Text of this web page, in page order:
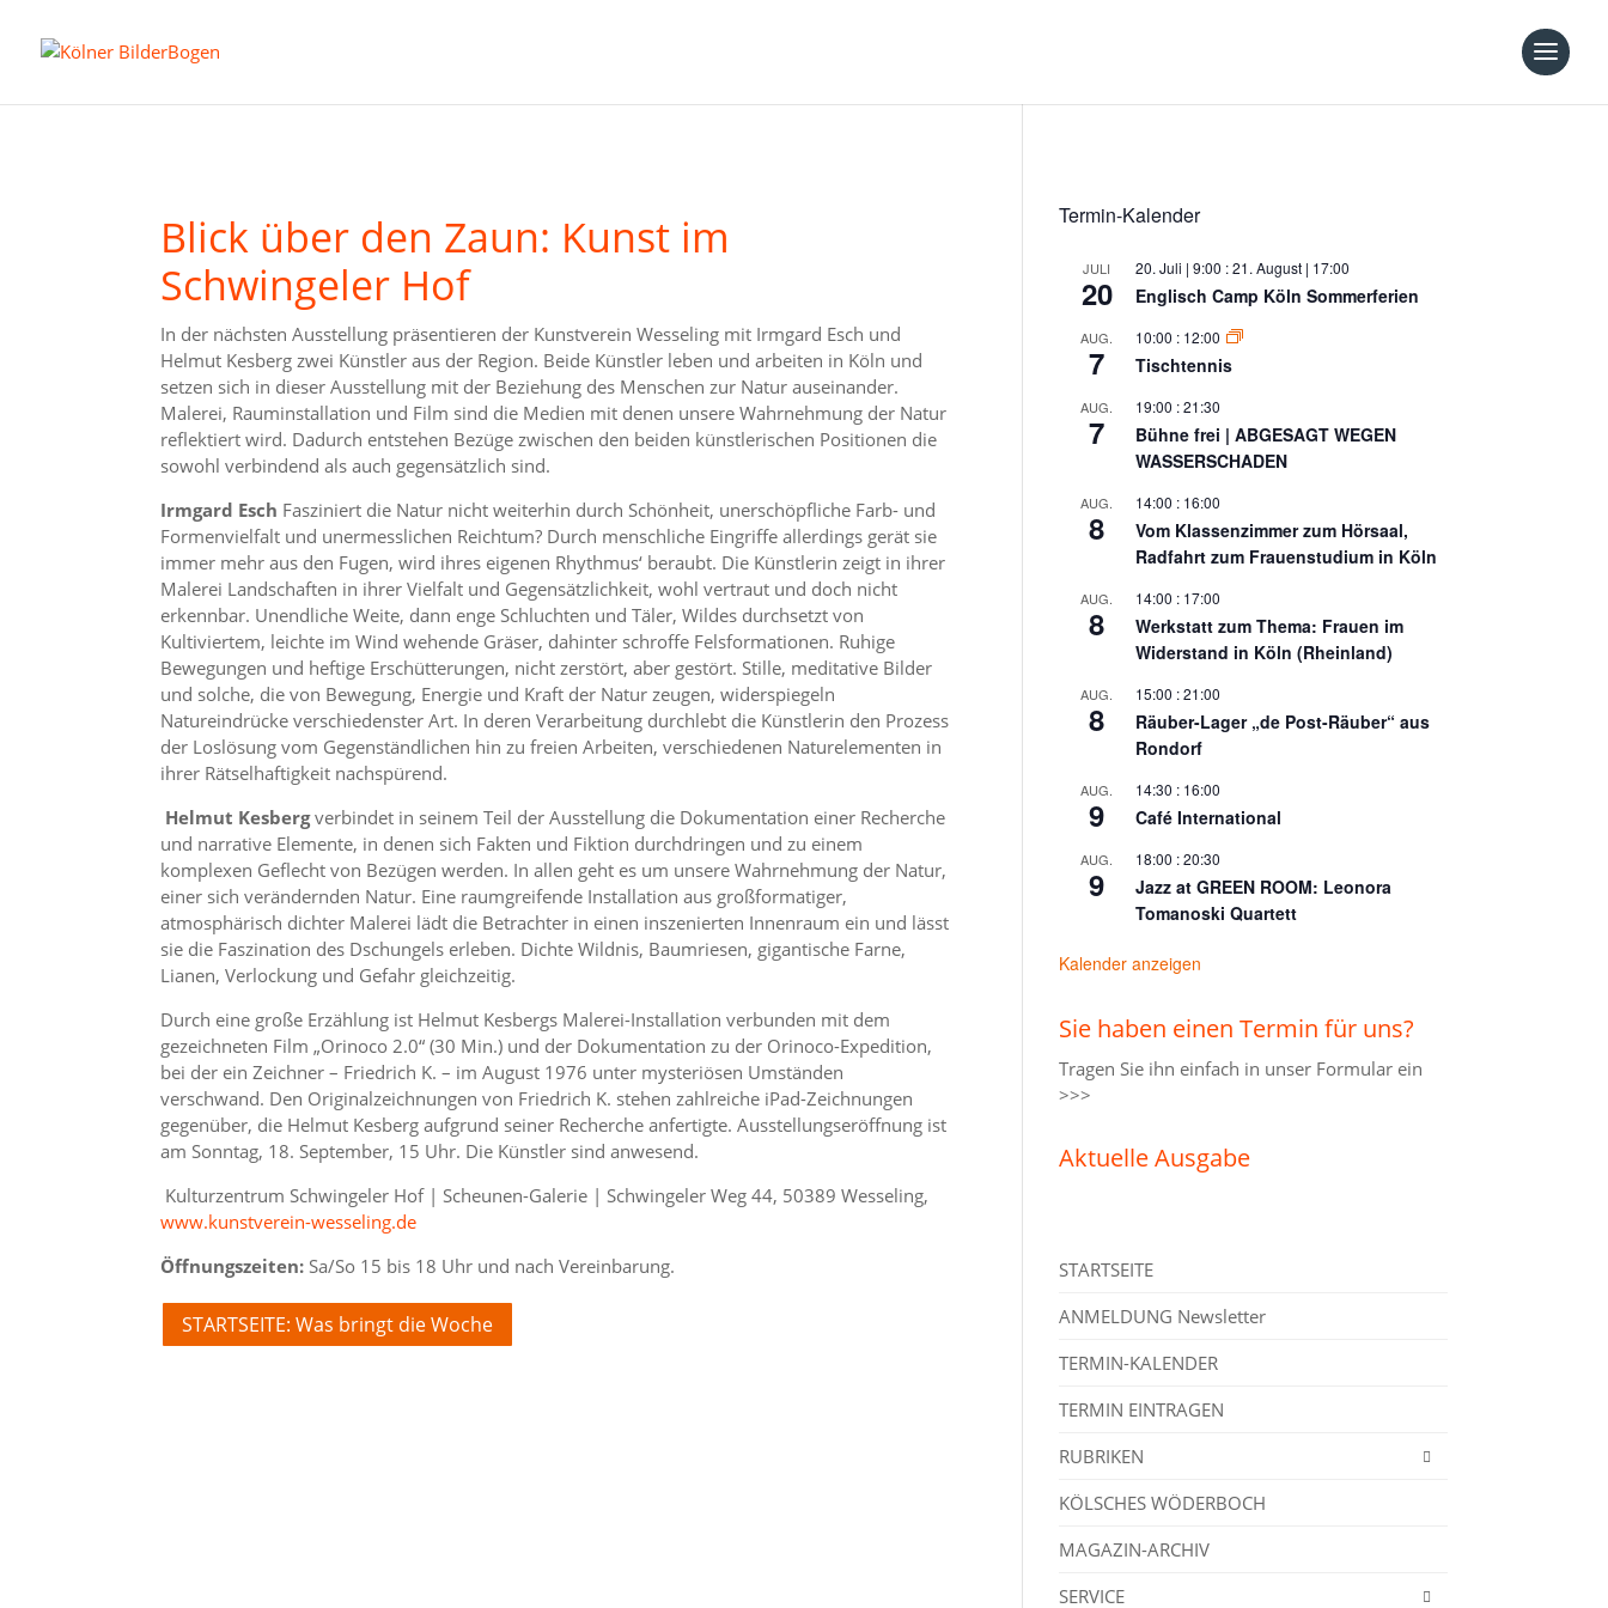
Blick über den Zaun: Kunst im
Schwingeler Hof
In der nächsten Ausstellung präsentieren der Kunstverein Wesseling mit Irmgard Esch und
Helmut Kesberg zwei Künstler aus der Region. Beide Künstler leben und arbeiten in Köln und
setzen sich in dieser Ausstellung mit der Beziehung des Menschen zur Natur auseinander.
Malerei, Rauminstallation und Film sind die Medien mit denen unsere Wahrnehmung der Natur
reflektiert wird. Dadurch entstehen Bezüge zwischen den beiden künstlerischen Positionen die
sowohl verbindend als auch gegensätzlich sind.
Irmgard Esch Fasziniert die Natur nicht weiterhin durch Schönheit, unerschöpfliche Farb- und
Formenvielfalt und unermesslichen Reichtum? Durch menschliche Eingriffe allerdings gerät sie
immer mehr aus den Fugen, wird ihres eigenen Rhythmus‘ beraubt. Die Künstlerin zeigt in ihrer
Malerei Landschaften in ihrer Vielfalt und Gegensätzlichkeit, wohl vertraut und doch nicht
erkennbar. Unendliche Weite, dann enge Schluchten und Täler, Wildes durchsetzt von
Kultiviertem, leichte im Wind wehende Gräser, dahinter schroffe Felsformationen. Ruhige
Bewegungen und heftige Erschütterungen, nicht zerstört, aber gestört. Stille, meditative Bilder
und solche, die von Bewegung, Energie und Kraft der Natur zeugen, widerspiegeln
Natureindrücke verschiedenster Art. In deren Verarbeitung durchlebt die Künstlerin den Prozess
der Loslösung vom Gegenständlichen hin zu freien Arbeiten, verschiedenen Naturelementen in
ihrer Rätselhaftigkeit nachspürend.
Helmut Kesbergverbindet in seinem Teil der Ausstellung die Dokumentation einer Recherche
und narrative Elemente, in denen sich Fakten und Fiktion durchdringen und zu einem
komplexen Geflecht von Bezügen werden. In allen geht es um unsere Wahrnehmung der Natur,
einer sich verändernden Natur. Eine raumgreifende Installation aus großformatiger,
atmosphärisch dichter Malerei lädt die Betrachter in einen inszenierten Innenraum ein und lässt
sie die Faszination des Dschungels erleben. Dichte Wildnis, Baumriesen, gigantische Farne,
Lianen, Verlockung und Gefahr gleichzeitig.
Durch eine große Erzählung ist Helmut Kesbergs Malerei-Installation verbunden mit dem
gezeichneten Film „Orinoco 2.0“ (30 Min.) und der Dokumentation zu der Orinoco-Expedition,
bei der ein Zeichner – Friedrich K. – im August 1976 unter mysteriösen Umständen
verschwand. Den Originalzeichnungen von Friedrich K. stehen zahlreiche iPad-Zeichnungen
gegenüber, die Helmut Kesberg aufgrund seiner Recherche anfertigte. Ausstellungseröffnung ist
am Sonntag, 18. September, 15 Uhr. Die Künstler sind anwesend.
Kulturzentrum Schwingeler Hof | Scheunen-Galerie | Schwingeler Weg 44, 50389 Wesseling,
www.kunstverein-wesseling.de
Öffnungszeiten: Sa/So 15 bis 18 Uhr und nach Vereinbarung.
STARTSEITE: Was bringt die Woche
Termin-Kalender
JULI
20
20. Juli | 9:00 :21. August | 17:00
Englisch Camp Köln Sommerferien
AUG.
7
10:00 : 12:00
Tischtennis
AUG.
7
19:00 :21:30
Bühne frei | ABGESAGT WEGEN
WASSERSCHADEN
AUG.
8
14:00 : 16:00
Vom Klassenzimmer zum Hörsaal,
Radfahrt zum Frauenstudium in Köln
AUG.
8
14:00 : 17:00
Werkstatt zum Thema: Frauen im
Widerstand in Köln (Rheinland)
AUG.
8
15:00 :21:00
Räuber-Lager „de Post-Räuber“ aus
Rondorf
AUG.
9
14:30 : 16:00
Café International
AUG.
9
18:00 :20:30
Jazz at GREEN ROOM: Leonora
Tomanoski Quartett
Kalender anzeigen
Sie haben einen Termin für uns?
Tragen Sie ihn einfach in unser Formular ein
>>>
Aktuelle Ausgabe
STARTSEITE
ANMELDUNG Newsletter
TERMIN-KALENDER
TERMIN EINTRAGEN
RUBRIKEN
KÖLSCHES WÖDERBOCH
MAGAZIN-ARCHIV
SERVICE